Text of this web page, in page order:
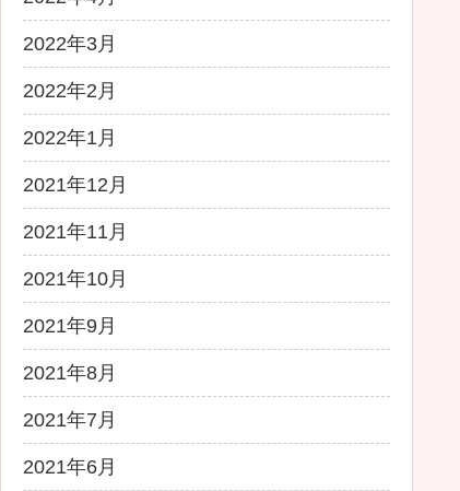
2022年3月
2022年2月
2022年1月
2021年12月
2021年11月
2021年10月
2021年9月
2021年8月
2021年7月
2021年6月